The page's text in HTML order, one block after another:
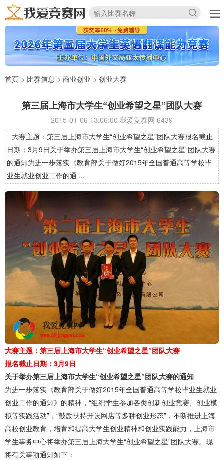
首页 > 比赛信息 > 商业创业 > 创业大赛
第三届上海市大学生“创业希望之星”团队大赛
2015-01-06 13:06:00 我爱竞赛网 6439
大赛主题：第三届上海市大学生“创业希望之星”团队大赛报名截止
日期：3月9日关于举办第三届上海市大学生“创业希望之星”团队大赛
的通知为进一步落实《教育部关于做好2015年全国普通高等学校毕
业生就业创业工作的通 ...
大赛主题： 第三届上海市大学生“创业希望之星”团队大赛
报名截止日期： 3月9日
关于举办第三届上海市大学生“创业希望之星”团队大赛的通知
为进一步落实《教育部关于做好2015年全国普通高等学校毕业生就业
创业工作的通知》的精神，“组织学生参加各类创新创业竞赛、创业模
拟等实践活动”，“鼓励扶持开设网店等多种创业形态”，不断推进上海
高校创业教育，培育和提高大学生创业精神和创业实践能力，上海市
学生事务中心将举办第三届上海大学生“创业希望之星”团队大赛。现
将有关事项通知如下：